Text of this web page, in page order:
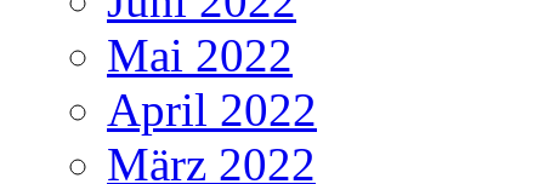
Mai 2022
April 2022
März 2022